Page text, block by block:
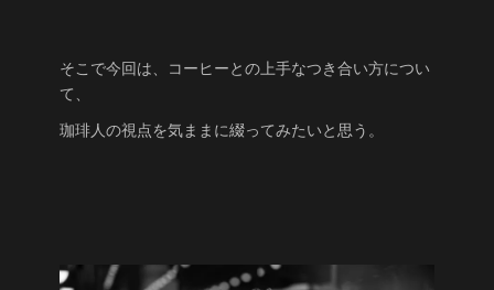
そこで今回は、コーヒーとの上手なつき合い方につい
て、
珈琲人の視点を気ままに綴ってみたいと思う。